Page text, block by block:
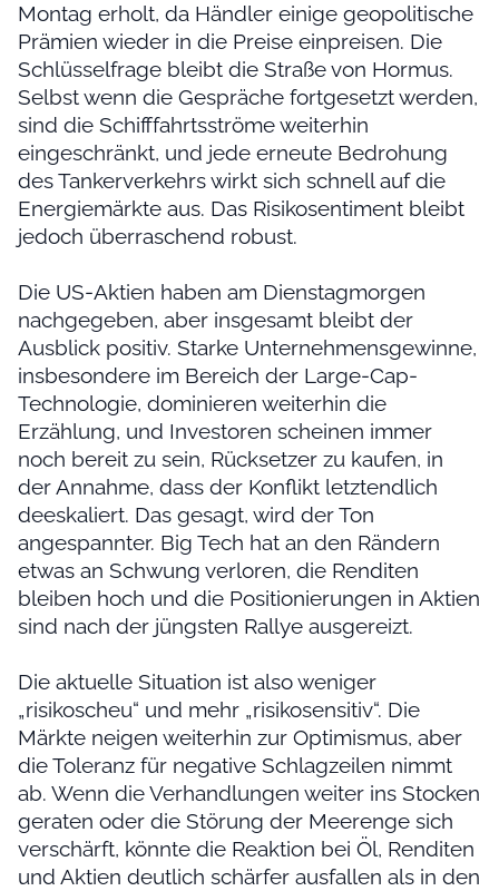
Montag erholt, da Händler einige geopolitische
Prämien wieder in die Preise einpreisen. Die
Schlüsselfrage bleibt die Straße von Hormus.
Selbst wenn die Gespräche fortgesetzt werden,
sind die Schifffahrtsströme weiterhin
eingeschränkt, und jede erneute Bedrohung
des Tankerverkehrs wirkt sich schnell auf die
Energiemärkte aus. Das Risikosentiment bleibt
jedoch überraschend robust.
Die US-Aktien haben am Dienstagmorgen
nachgegeben, aber insgesamt bleibt der
Ausblick positiv. Starke Unternehmensgewinne,
insbesondere im Bereich der Large-Cap-
Technologie, dominieren weiterhin die
Erzählung, und Investoren scheinen immer
noch bereit zu sein, Rücksetzer zu kaufen, in
der Annahme, dass der Konflikt letztendlich
deeskaliert. Das gesagt, wird der Ton
angespannter. Big Tech hat an den Rändern
etwas an Schwung verloren, die Renditen
bleiben hoch und die Positionierungen in Aktien
sind nach der jüngsten Rallye ausgereizt.
Die aktuelle Situation ist also weniger
„risikoscheu“ und mehr „risikosensitiv“. Die
Märkte neigen weiterhin zur Optimismus, aber
die Toleranz für negative Schlagzeilen nimmt
ab. Wenn die Verhandlungen weiter ins Stocken
geraten oder die Störung der Meerenge sich
verschärft, könnte die Reaktion bei Öl, Renditen
und Aktien deutlich schärfer ausfallen als in den